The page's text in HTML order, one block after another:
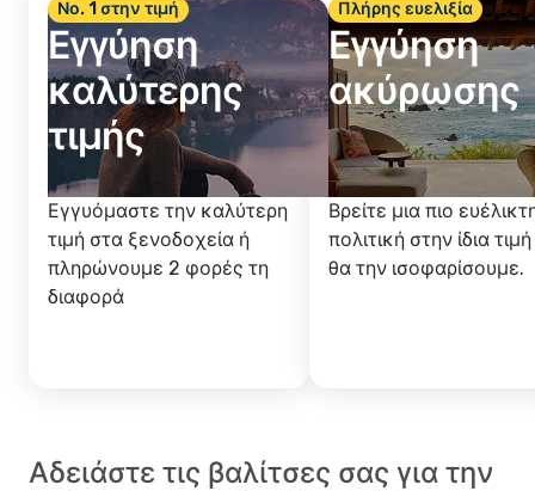
Νο. 1 στην τιμή
Εγγύηση
καλύτερης
τιμής
Εγγυόμαστε την καλύτερη
τιμή στα ξενοδοχεία ή
πληρώνουμε 2 φορές τη
διαφορά
Πλήρης ευελιξία
Εγγύηση
ακύρωσης
Βρείτε μια πιο
πολιτική στην ίδια
θα την ισοφαρίσουμε.
Αδειάστε τις βαλίτσες σας για την